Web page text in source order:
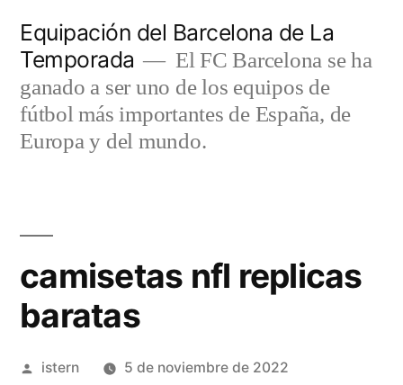
contenido
Equipación del Barcelona de La
Temporada
El FC Barcelona se ha
ganado a ser uno de los equipos de
fútbol más importantes de España, de
Europa y del mundo.
camisetas nfl replicas
baratas
Publicado
istern 5 de noviembre de 2022